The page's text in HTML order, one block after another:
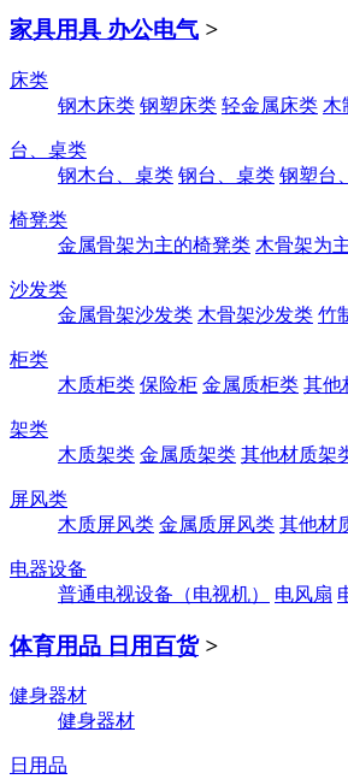
家具用具 办公电气 >
床类
钢木床类 钢塑床类 轻金属床类 木
台、桌类
钢木台、桌类 钢台、桌类 钢塑台
椅凳类
金属骨架为主的椅凳类 木骨架为
沙发类
金属骨架沙发类 木骨架沙发类 竹
柜类
木质柜类 保险柜 金属质柜类 其他
架类
木质架类 金属质架类 其他材质架
屏风类
木质屏风类 金属质屏风类 其他材
电器设备
普通电视设备（电视机）
电风扇
体育用品 日用百货 >
健身器材
健身器材
日用品